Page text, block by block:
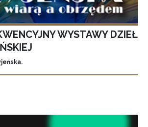
WYSTAWY DZIEŁ